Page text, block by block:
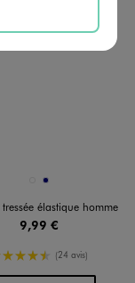
en 2 coloris
BEIGE STANDARD
MARINE
élastique homme
9,99 €
4.5/5 de moyenne
(24 avis)